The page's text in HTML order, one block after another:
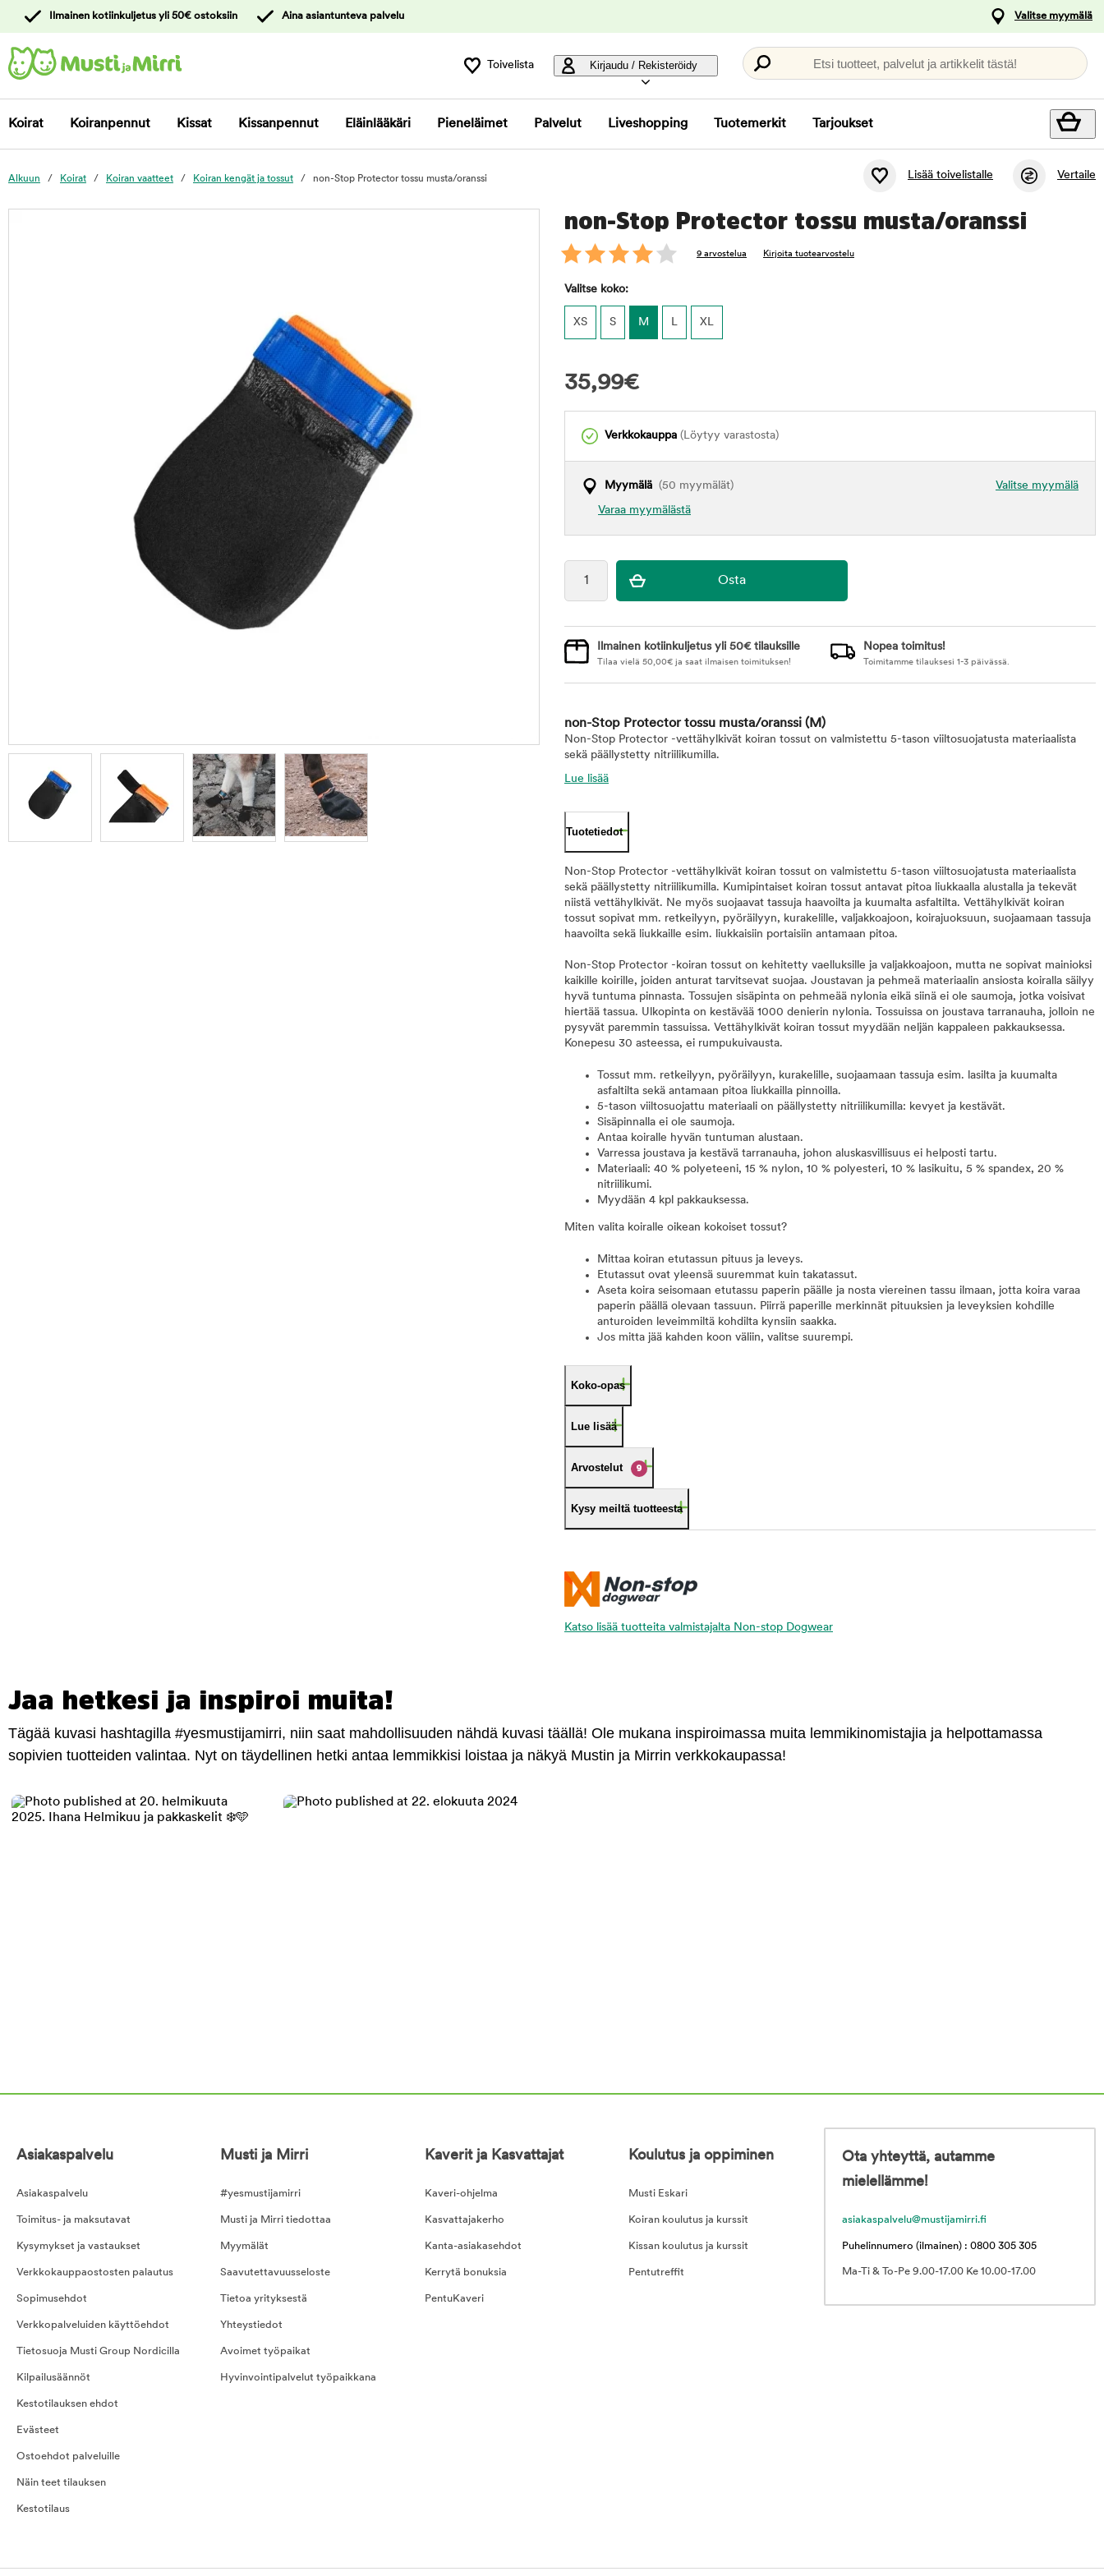
asiakaspalveluun
Ilmainen kotiinkuljetus yli 50€ ostoksiin Aina asiantunteva palvelu Valitse myymälä
Toivelista Kirjaudu / Rekisteröidy Etsi tuotteet, palvelut ja artikkelit tästä!
Koirat Koiranpennut Kissat Kissanpennut Eläinlääkäri Pieneläimet Palvelut Liveshopping Tuotemerkit Tarjoukset
Alkuun Koirat Koiran vaatteet Koiran kengät ja tossut non-Stop Protector tossu musta/oranssi Lisää toivelistalle Vertaile
non-Stop Protector tossu musta/oranssi
9 arvostelua Kirjoita tuotearvostelu
Valitse koko:
XS S M L XL
35,99€
Verkkokauppa (Löytyy varastosta)
Valitse myymälä
Myymälä (50 myymälät)
Varaa myymälästä
Ilmainen kotiinkuljetus yli 50€ tilauksille
Tilaa vielä 50,00€ ja saat ilmaisen toimituksen!
Nopea toimitus!
Toimitamme tilauksesi 1-3 päivässä.
non-Stop Protector tossu musta/oranssi (M)
Non-Stop Protector -vettähylkivät koiran tossut on valmistettu 5-tason viiltosuojatusta materiaalista
sekä päällystetty nitriilikumilla.
Lue lisää
Tuotetiedot
Non-Stop Protector -vettähylkivät koiran tossut on valmistettu 5-tason viiltosuojatusta materiaalista
sekä päällystetty nitriilikumilla. Kumipintaiset koiran tossut antavat pitoa liukkaalla alustalla ja tekevät
niistä vettähylkivät. Ne myös suojaavat tassuja haavoilta ja kuumalta asfaltilta. Vettähylkivät koiran
tossut sopivat mm. retkeilyyn, pyöräilyyn, kurakelille, valjakkoajoon, koirajuoksuun, suojaamaan tassuja
haavoilta sekä liukkaille esim. liukkaisiin portaisiin antamaan pitoa.
Non-Stop Protector -koiran tossut on kehitetty vaelluksille ja valjakkoajoon, mutta ne sopivat mainioksi
kaikille koirille, joiden anturat tarvitsevat suojaa. Joustavan ja pehmeä materiaalin ansiosta koiralla säilyy
hyvä tuntuma pinnasta. Tossujen sisäpinta on pehmeää nylonia eikä siinä ei ole saumoja, jotka voisivat
hiertää tassua. Ulkopinta on kestävää 1000 denierin nylonia. Tossuissa on joustava tarranauha, jolloin ne
pysyvät paremmin tassuissa. Vettähylkivät koiran tossut myydään neljän kappaleen pakkauksessa.
Konepesu 30 asteessa, ei rumpukuivausta.
Tossut mm. retkeilyyn, pyöräilyyn, kurakelille, suojaamaan tassuja esim. lasilta ja kuumalta
asfaltilta sekä antamaan pitoa liukkailla pinnoilla.
5-tason viiltosuojattu materiaali on päällystetty nitriilikumilla: kevyet ja kestävät.
Sisäpinnalla ei ole saumoja.
Antaa koiralle hyvän tuntuman alustaan.
Varressa joustava ja kestävä tarranauha, johon aluskasvillisuus ei helposti tartu.
Materiaali: 40 % polyeteeni, 15 % nylon, 10 % polyesteri, 10 % lasikuitu, 5 % spandex, 20 %
nitriilikumi.
Myydään 4 kpl pakkauksessa.
Miten valita koiralle oikean kokoiset tossut?
Mittaa koiran etutassun pituus ja leveys.
Etutassut ovat yleensä suuremmat kuin takatassut.
Aseta koira seisomaan etutassu paperin päälle ja nosta viereinen tassu ilmaan, jotta koira varaa
paperin päällä olevaan tassuun. Piirrä paperille merkinnät pituuksien ja leveyksien kohdille
anturoiden leveimmiltä kohdilta kynsiin saakka.
Jos mitta jää kahden koon väliin, valitse suurempi.
Koko-opas
Lue lisää
Arvostelut 9
Kysy meiltä tuotteesta
Katso lisää tuotteita valmistajalta Non-stop Dogwear
Jaa hetkesi ja inspiroi muita!
Tägää kuvasi hashtagilla #yesmustijamirri, niin saat mahdollisuuden nähdä kuvasi täällä! Ole mukana inspiroimassa muita lemmikinomistajia ja helpottamassa
sopivien tuotteiden valintaa. Nyt on täydellinen hetki antaa lemmikkisi loistaa ja näkyä Mustin ja Mirrin verkkokaupassa!
Asiakaspalvelu
Asiakaspalvelu
Toimitus- ja maksutavat
Kysymykset ja vastaukset
Verkkokauppaostosten palautus
Sopimusehdot
Verkkopalveluiden käyttöehdot
Tietosuoja Musti Group Nordicilla
Kilpailusäännöt
Kestotilauksen ehdot
Evästeet
Ostoehdot palveluille
Näin teet tilauksen
Kestotilaus
Musti ja Mirri
#yesmustijamirri
Musti ja Mirri tiedottaa
Myymälät
Saavutettavuusseloste
Tietoa yrityksestä
Yhteystiedot
Avoimet työpaikat
Hyvinvointipalvelut työpaikkana
Kaverit ja Kasvattajat
Kaveri-ohjelma
Kasvattajakerho
Kanta-asiakasehdot
Kerrytä bonuksia
PentuKaveri
Koulutus ja oppiminen
Musti Eskari
Koiran koulutus ja kurssit
Kissan koulutus ja kurssit
Pentutreffit
Ota yhteyttä, autamme
mielellämme!
asiakaspalvelu@mustijamirri.fi
Puhelinnumero (ilmainen) : 0800 305 305
Ma-Ti & To-Pe 9.00-17.00 Ke 10.00-17.00